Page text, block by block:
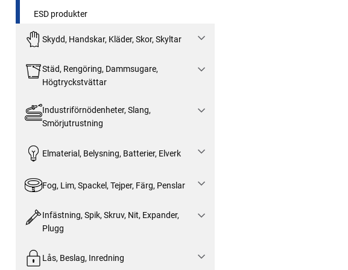
ESD produkter
Skydd, Handskar, Kläder, Skor, Skyltar
Städ, Rengöring, Dammsugare,
Högtryckstvättar
Industriförnödenheter, Slang,
Smörjutrustning
Elmaterial, Belysning, Batterier, Elverk
Fog, Lim, Spackel, Tejper, Färg, Penslar
Infästning, Spik, Skruv, Nit, Expander,
Plugg
Lås, Beslag, Inredning